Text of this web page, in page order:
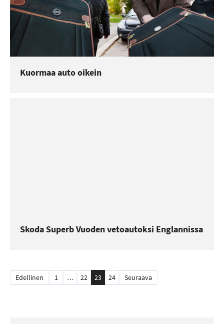
Kuormaa auto oikein
Skoda Superb Vuoden vetoautoksi Englannissa
Artikkelien
Edellinen 1 … 22 23 24 Seuraava